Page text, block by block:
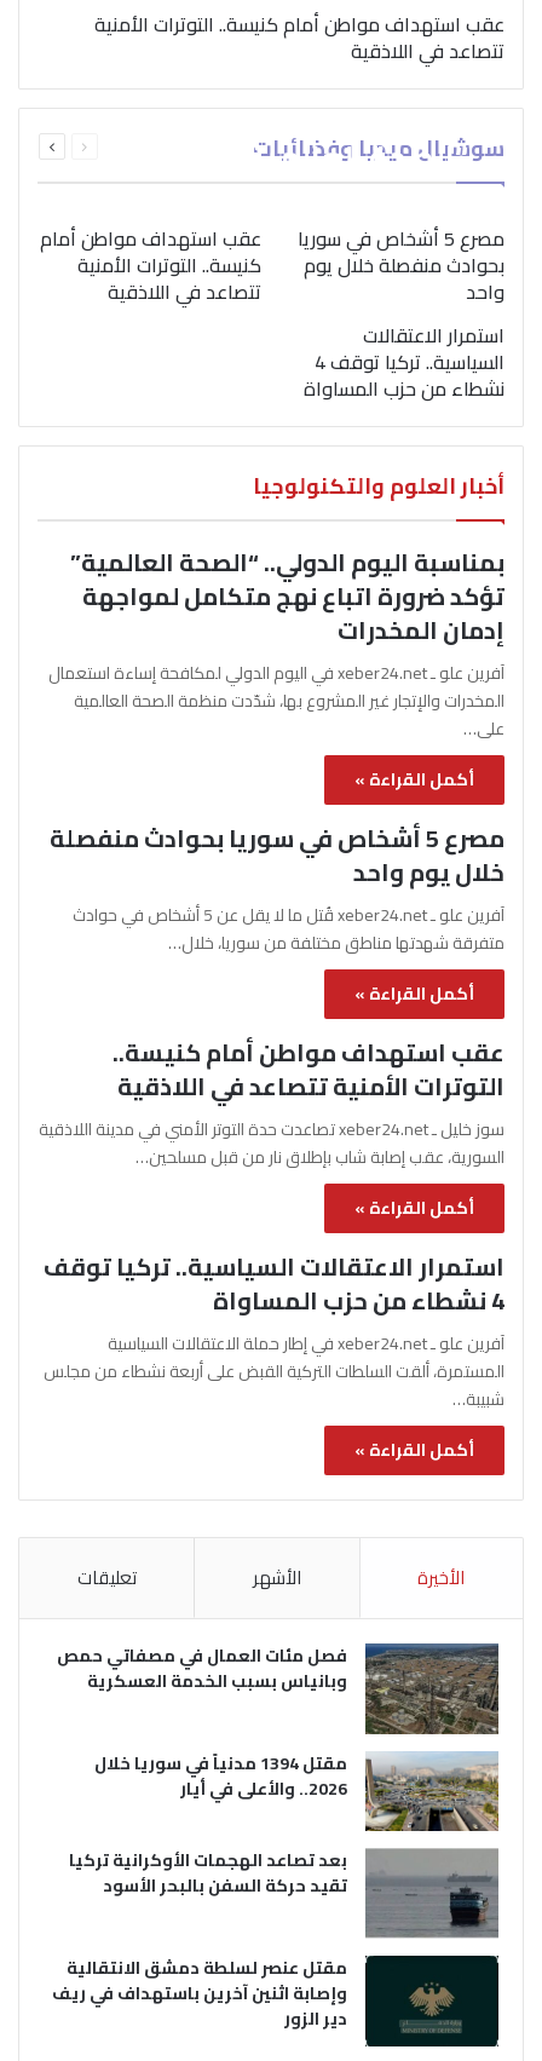
عقب استهداف مواطن أمام كنيسة.. التوترات الأمنية
تتصاعد في اللاذقية
سوشيال ميديا وفضائيات الصفحةالصفحة
بمناسبة اليوم الدولي..
“الصحة العالمية” تؤكد
ضرورة اتباع نهج متكامل
لمواجهة إدمان المخدرات
مصرع 5 أشخاص في سوريا
بحوادث منفصلة خلال يوم
واحد
عقب استهداف مواطن أمام
كنيسة.. التوترات الأمنية
تتصاعد في اللاذقية
استمرار الاعتقالات
السياسية.. تركيا توقف 4
نشطاء من حزب المساواة
أخبار العلوم والتكنولوجيا
بمناسبة اليوم الدولي.. “الصحة العالمية”
تؤكد ضرورة اتباع نهج متكامل لمواجهة
إدمان المخدرات
آفرين علو ـ xeber24.net في اليوم الدولي لمكافحة إساءة استعمال
المخدرات والإتجار غير المشروع بها، شدّدت منظمة الصحة العالمية
على…
أكمل القراءة »
مصرع 5 أشخاص في سوريا بحوادث منفصلة
خلال يوم واحد
آفرين علو ـ xeber24.net قُتل ما لا يقل عن 5 أشخاص في حوادث
متفرقة شهدتها مناطق مختلفة من سوريا، خلال…
أكمل القراءة »
عقب استهداف مواطن أمام كنيسة..
التوترات الأمنية تتصاعد في اللاذقية
سوز خليل ـ xeber24.net تصاعدت حدة التوتر الأمني في مدينة اللاذقية
السورية، عقب إصابة شاب بإطلاق نار من قبل مسلحين…
أكمل القراءة »
استمرار الاعتقالات السياسية.. تركيا توقف
4 نشطاء من حزب المساواة
آفرين علو ـ xeber24.net في إطار حملة الاعتقالات السياسية
المستمرة، ألقت السلطات التركية القبض على أربعة نشطاء من مجلس
شبيبة…
أكمل القراءة »
الأخيرة الأشهر تعليقات
فصل مئات العمال في مصفاتي حمص
وبانياس بسبب الخدمة العسكرية
مقتل 1394 مدنياً في سوريا خلال
2026.. والأعلى في أيار
بعد تصاعد الهجمات الأوكرانية تركيا
تقيد حركة السفن بالبحر الأسود
مقتل عنصر لسلطة دمشق الانتقالية
وإصابة اثنين آخرين باستهداف في ريف
دير الزور